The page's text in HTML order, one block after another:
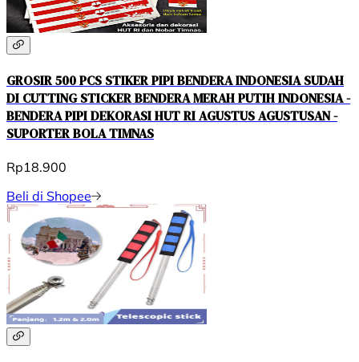
GROSIR 500 PCS STIKER PIPI BENDERA INDONESIA SUDAH
DI CUTTING STICKER BENDERA MERAH PUTIH INDONESIA -
BENDERA PIPI DEKORASI HUT RI AGUSTUS AGUSTUSAN -
SUPORTER BOLA TIMNAS
Rp18.900
Beli di Shopee